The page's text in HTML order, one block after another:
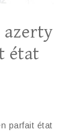
azerty
état
parfait état